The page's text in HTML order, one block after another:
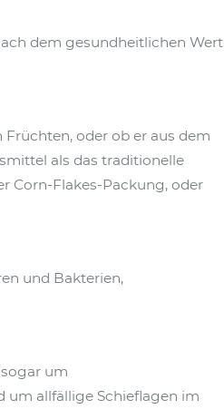
dem gesundheitlichen Wert
oder ob er aus dem
als das traditionelle
Corn-Flakes-Packung, oder
und Bakterien,
um
um allfällige Schieflagen im